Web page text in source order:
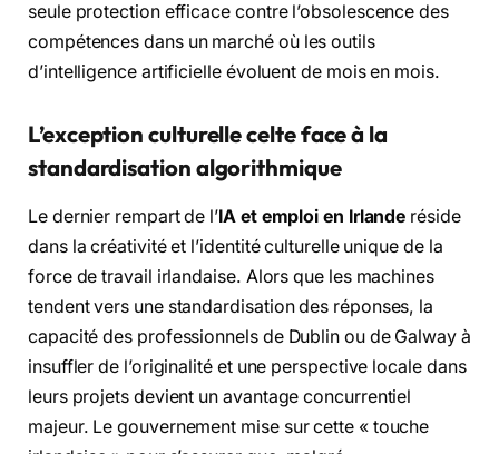
seule protection efficace contre l’obsolescence des
compétences dans un marché où les outils
d’intelligence artificielle évoluent de mois en mois.
L’exception culturelle celte face à la
standardisation algorithmique
Le dernier rempart de l’IA et emploi en Irlande réside
dans la créativité et l’identité culturelle unique de la
force de travail irlandaise. Alors que les machines
tendent vers une standardisation des réponses, la
capacité des professionnels de Dublin ou de Galway à
insuffler de l’originalité et une perspective locale dans
leurs projets devient un avantage concurrentiel
majeur. Le gouvernement mise sur cette « touche